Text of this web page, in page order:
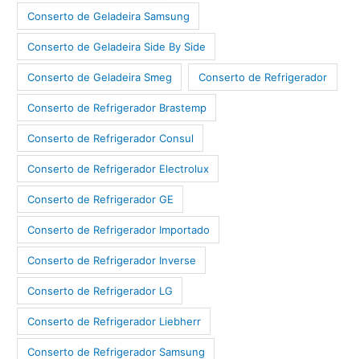
Conserto de Geladeira Samsung
Conserto de Geladeira Side By Side
Conserto de Geladeira Smeg Conserto de Refrigerador
Conserto de Refrigerador Brastemp
Conserto de Refrigerador Consul
Conserto de Refrigerador Electrolux
Conserto de Refrigerador GE
Conserto de Refrigerador Importado
Conserto de Refrigerador Inverse
Conserto de Refrigerador LG
Conserto de Refrigerador Liebherr
Conserto de Refrigerador Samsung